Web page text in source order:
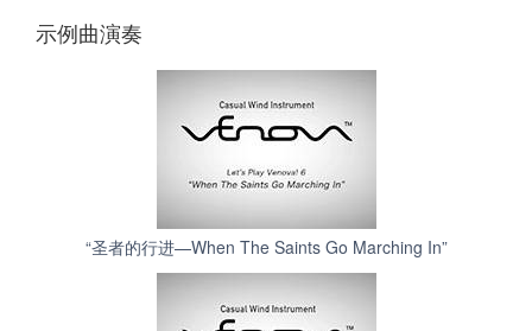
示例曲演奏
“圣者的行进—When The Saints Go Marching In”